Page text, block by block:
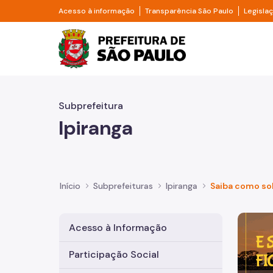
Pular para o Conteúdo principal
Acesso à informação Divisor de acesso à informação
Transparência São Paulo Divisor
Prefeitura de São
Subprefeitura
Ipiranga
Início Subprefeituras Ipiranga Saiba como
Acesso à Informação
Participação Social